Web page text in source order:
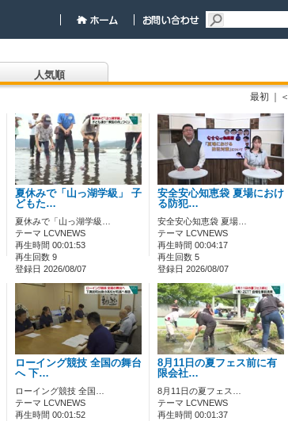
人気順
最初 ｜＜
夏休みで「山っ湖学級」 子
どもた…
夏休みで「山っ湖学級…
テーマ LCVNEWS
再生時間 00:01:53
再生回数 9
登録日 2026/08/07
安全安心知恵袋 夏場におけ
る防犯…
安全安心知恵袋 夏場…
テーマ LCVNEWS
再生時間 00:04:17
再生回数 5
登録日 2026/08/07
ローイング競技 全国の舞台
へ 下…
ローイング競技 全国…
テーマ LCVNEWS
再生時間 00:01:52
8月11日の夏フェス前に有
限会社…
8月11日の夏フェス…
テーマ LCVNEWS
再生時間 00:01:37